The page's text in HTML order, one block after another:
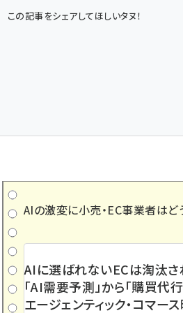
この記事をシェアしてほしいタヌ！
AIの激変に小売・EC事業者はど
AIに選ばれないECは淘汰さ
「AI需要予測」から「購買代
エージェンティック・コマー